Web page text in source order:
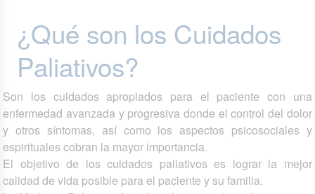
¿Qué son los Cuidados
Paliativos?
Son los cuidados apropiados para el paciente con una
enfermedad avanzada y progresiva donde el control del dolor
y otros síntomas, así como los aspectos psicosociales y
espirituales cobran la mayor importancia.
El objetivo de los cuidados paliativos es lograr la mejor
calidad de vida posible para el paciente y su familia.